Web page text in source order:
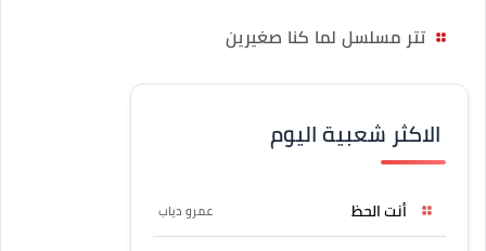
تتر مسلسل لما كنا صغيرين
الاكثر شعبية اليوم
أنت الحظ عمرو دياب